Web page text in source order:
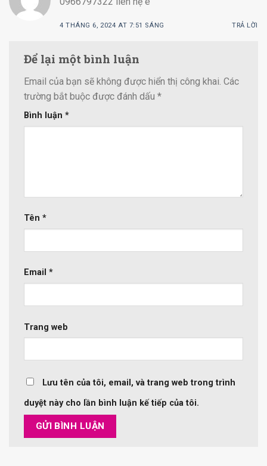
4 THÁNG 6, 2024 AT 7:51 SÁNG TRẢ LỜI
Để lại một bình luận
Email của bạn sẽ không được hiển thị công khai. Các
trường bắt buộc được đánh dấu *
Bình luận *
Tên *
Email *
Trang web
Lưu tên của tôi, email, và trang web trong trình
duyệt này cho lần bình luận kế tiếp của tôi.